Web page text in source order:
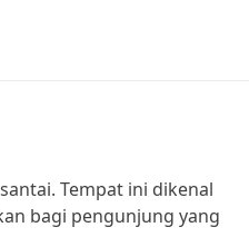
Tempat ini dikenal
bagi pengunjung yang